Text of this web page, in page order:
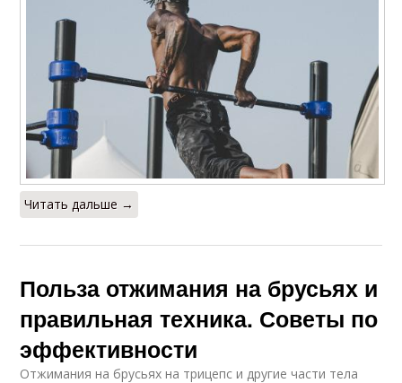
Читать дальше →
Польза отжимания на брусьях и
правильная техника. Советы по
эффективности
Отжимания на брусьях на трицепс и другие части тела